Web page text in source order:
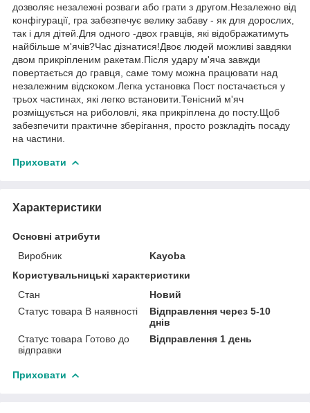
дозволяє незалежні розваги або грати з другом.Незалежно від
конфігурації, гра забезпечує велику забаву - як для дорослих,
так і для дітей.Для одного -двох гравців, які відображатимуть
найбільше м'ячів?Час дізнатися!Двоє людей можливі завдяки
двом прикріпленим ракетам.Після удару м'яча завжди
повертається до гравця, саме тому можна працювати над
незалежним відскоком.Легка установка Пост постачається у
трьох частинах, які легко встановити.Тенісний м'яч
розміщується на риболовлі, яка прикріплена до посту.Щоб
забезпечити практичне зберігання, просто розкладіть посаду
на частини.
Приховати
Характеристики
Основні атрибути
Виробник
Kayoba
Користувальницькі характеристики
Стан
Новий
Статус товара В наявності
Відправлення через 5-10
днів
Статус товара Готово до
відправки
Відправлення 1 день
Приховати